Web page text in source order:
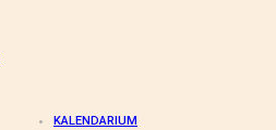
KALENDARIUM